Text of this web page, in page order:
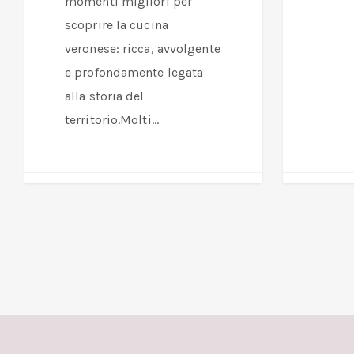
scoprire la cucina
veronese: ricca, avvolgente
e profondamente legata
alla storia del
territorio.Molti…